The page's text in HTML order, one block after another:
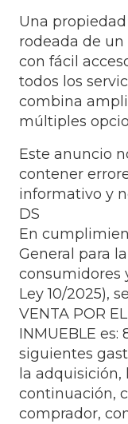
Una
rodeada de
con fácil
todos los
combina
múltiples
Este anuncio
contener
informativo y
DS
En
General para
consumidores
Ley 10/2025),
VENTA POR
INMUEBLE
siguientes
la adquisición,
continuación,
comprador,